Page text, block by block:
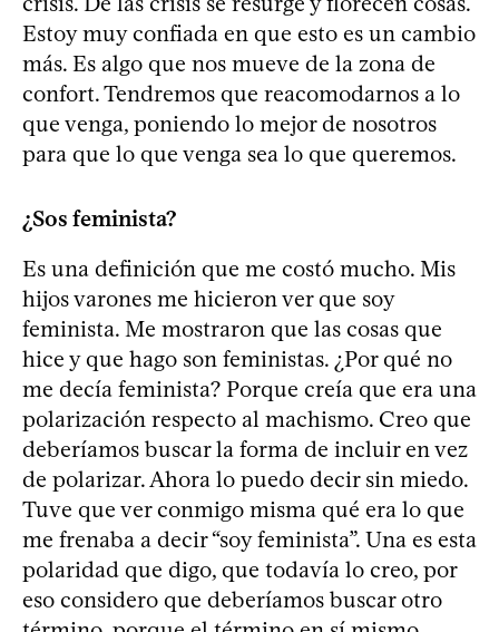
Estoy muy confiada en que esto es un cambio
más. Es algo que nos mueve de la zona de
confort. Tendremos que reacomodarnos a lo
que venga, poniendo lo mejor de nosotros
para que lo que venga sea lo que queremos.
¿Sos feminista?
Es una definición que me costó mucho. Mis
hijos varones me hicieron ver que soy
feminista. Me mostraron que las cosas que
hice y que hago son feministas. ¿Por qué no
me decía feminista? Porque creía que era una
polarización respecto al machismo. Creo que
deberíamos buscar la forma de incluir en vez
de polarizar. Ahora lo puedo decir sin miedo.
Tuve que ver conmigo misma qué era lo que
me frenaba a decir “soy feminista”. Una es esta
polaridad que digo, que todavía lo creo, por
eso considero que deberíamos buscar otro